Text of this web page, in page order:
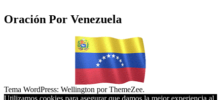
Oración Por Venezuela
Tema WordPress: Wellington por ThemeZee.
Utilizamos cookies para asegurar que damos la mejor experiencia al